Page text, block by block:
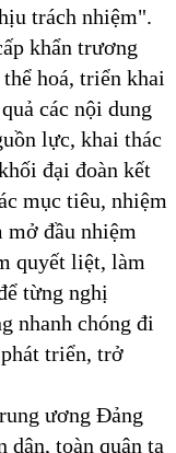
trách nhiệm".
khẩn trương
hoá, triển khai
các nội dung
lực, khai thác
đại đoàn kết
mục tiêu, nhiệm
đầu nhiệm
quyết liệt, làm
từng nghị
nhanh chóng đi
triển, trở
ương Đảng
dân, toàn quân ta